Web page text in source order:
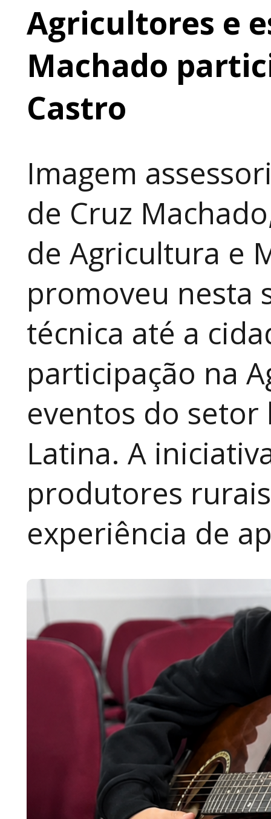
Agricultores e
Machado
Castro
Imagem
de Cruz
de Agricultura e
promoveu nesta
técnica até a
participação na
eventos do
Latina. A
produtores
experiência de